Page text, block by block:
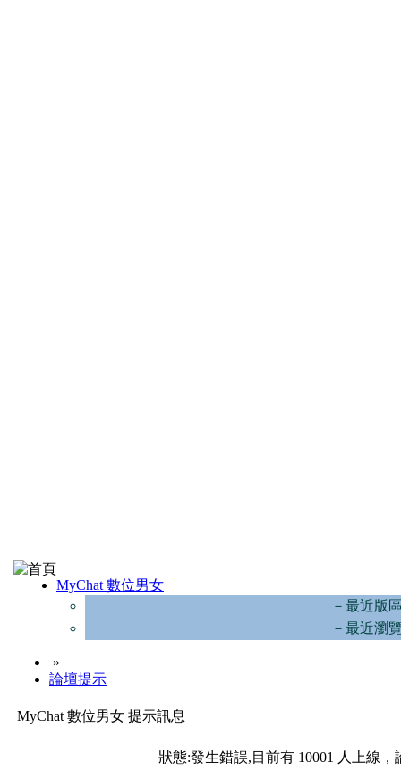
MyChat 數位男女
－最近版
－最近瀏
»
論壇提示
MyChat 數位男女 提示訊息
狀態:發生錯誤,目前有 10001 人上線